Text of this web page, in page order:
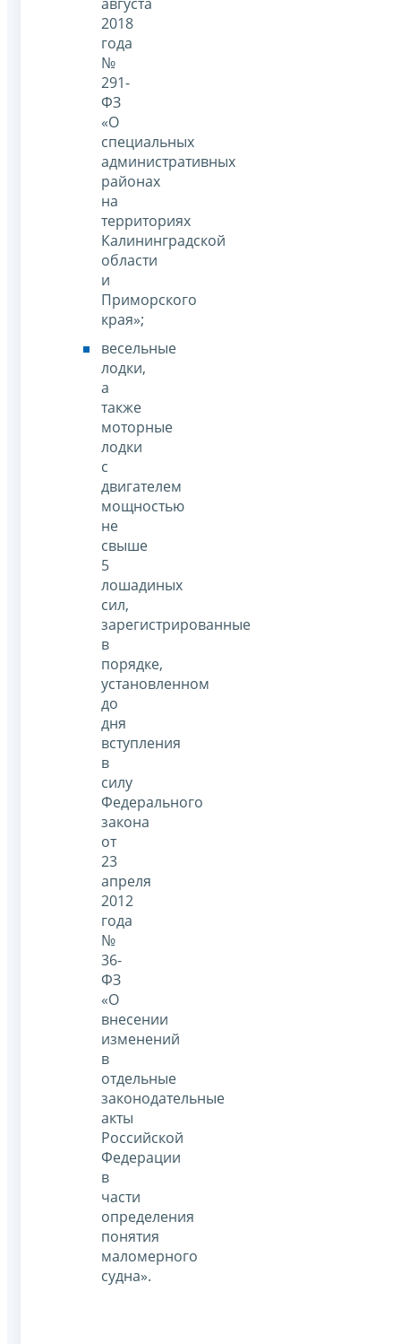
2018
года
№
291-
ФЗ
«О
специальных
административных
районах
на
территориях
Калининградской
области
и
Приморского
края»;
весельные
лодки,
а
также
моторные
лодки
с
двигателем
мощностью
не
свыше
5
лошадиных
сил,
зарегистрированные
в
порядке,
установленном
до
дня
вступления
в
силу
Федерального
закона
от
23
апреля
2012
года
№
36-
ФЗ
«О
внесении
изменений
в
отдельные
законодательные
акты
Российской
Федерации
в
части
определения
понятия
маломерного
судна».